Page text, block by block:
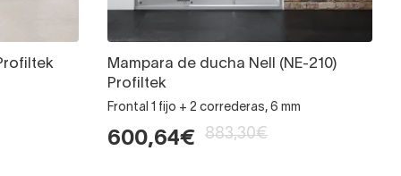
Mampara de ducha Nell (NE-210)
Profiltek
Frontal 1 fijo + 2 correderas, 6 mm
600,64€ 883,30€